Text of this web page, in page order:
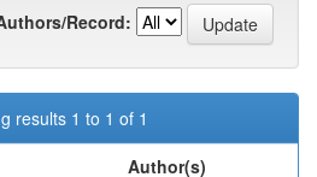
Record:
results 1 to 1 of 1
Author(s)